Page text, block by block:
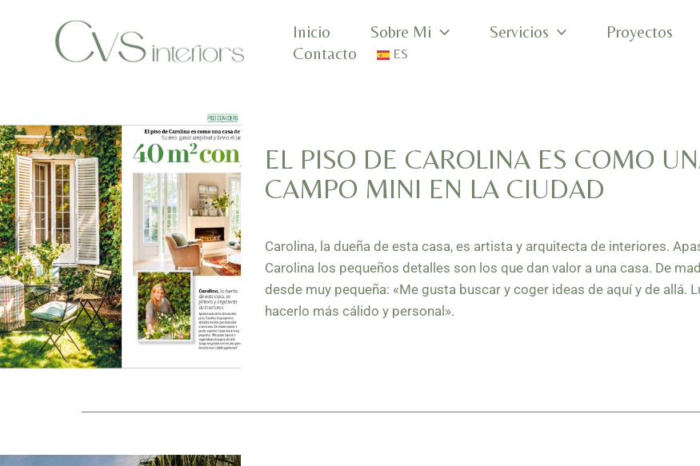
contenido
Inicio Sobre Mi Servicios Proyectos
Contacto
ES
EL PISO DE CAROLINA ES COMO
CAMPO MINI EN LA CIUDAD
Carolina, la dueña de esta casa, es artista y arquitecta de interiores.
Carolina los pequeños detalles son los que dan valor a una casa. De
desde muy pequeña: «Me gusta buscar y coger ideas de aquí y de allá.
hacerlo más cálido y personal».